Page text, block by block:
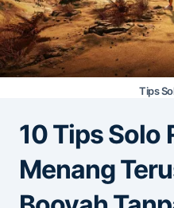
Tips
10 Tips Solo
Menang